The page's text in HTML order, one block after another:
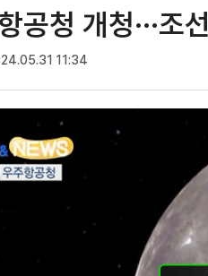
공청 개청···
11:34